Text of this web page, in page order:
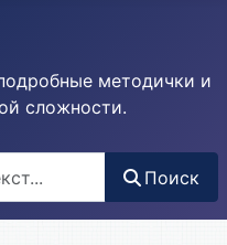
методички и
сложности.
Поиск